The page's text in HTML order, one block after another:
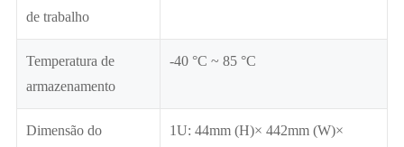
de trabalho
Temperatura de
armazenamento
-40 °C ~ 85 °C
Dimensão do
1U: 44mm (H)× 442mm (W)×